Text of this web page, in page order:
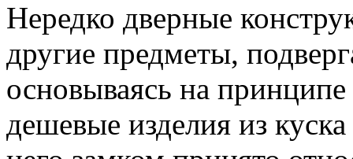
Нередко дверные
другие предметы,
основываясь на
дешевые изделия из